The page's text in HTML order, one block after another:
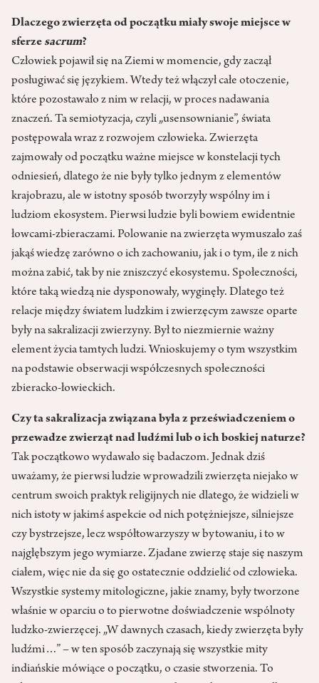
Dlaczego zwierzęta od początku miały swoje miejsce w
sferze sacrum?
Człowiek pojawił się na Ziemi w momencie, gdy zaczął
posługiwać się językiem. Wtedy też włączył całe otoczenie,
które pozostawało z nim w relacji, w proces nadawania
znaczeń. Ta semiotyzacja, czyli „usensownianie”, świata
postępowała wraz z rozwojem człowieka. Zwierzęta
zajmowały od początku ważne miejsce w konstelacji tych
odniesień, dlatego że nie były tylko jednym z elementów
krajobrazu, ale w istotny sposób tworzyły wspólny im i
ludziom ekosystem. Pierwsi ludzie byli bowiem ewidentnie
łowcami-zbieraczami. Polowanie na zwierzęta wymuszało zaś
jakąś wiedzę zarówno o ich zachowaniu, jak i o tym, ile z nich
można zabić, tak by nie zniszczyć ekosystemu. Społeczności,
które taką wiedzą nie dysponowały, wyginęły. Dlatego też
relacje między światem ludzkim i zwierzęcym zawsze oparte
były na sakralizacji zwierzyny. Był to niezmiernie ważny
element życia tamtych ludzi. Wnioskujemy o tym wszystkim
na podstawie obserwacji współczesnych społeczności
zbieracko-łowieckich.
Czy ta sakralizacja związana była z przeświadczeniem o
przewadze zwierząt nad ludźmi lub o ich boskiej naturze?
Tak początkowo wydawało się badaczom. Jednak dziś
uważamy, że pierwsi ludzie wprowadzili zwierzęta niejako w
centrum swoich praktyk religijnych nie dlatego, że widzieli w
nich istoty w jakimś aspekcie od nich potężniejsze, silniejsze
czy bystrzejsze, lecz współtowarzyszy w bytowaniu, i to w
najgłębszym jego wymiarze. Zjadane zwierzę staje się naszym
ciałem, więc nie da się go ostatecznie oddzielić od człowieka.
Wszystkie systemy mitologiczne, jakie znamy, były tworzone
właśnie w oparciu o to pierwotne doświadczenie wspólnoty
ludzko-zwierzęcej. „W dawnych czasach, kiedy zwierzęta były
ludźmi…” – w ten sposób zaczynają się wszystkie mity
indiańskie mówiące o początku, o czasie stworzenia. To